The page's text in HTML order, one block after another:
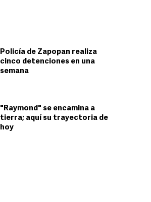
Policía de Zapopan realiza
cinco detenciones en una
semana
"Raymond" se encamina a
tierra; aquí su trayectoria de
hoy